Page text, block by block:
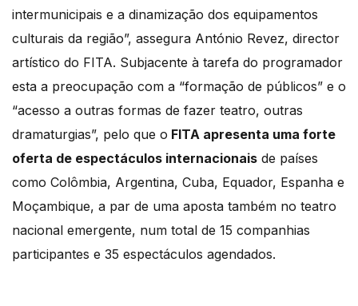
intermunicipais e a dinamização dos equipamentos
culturais da região”, assegura António Revez, director
artístico do FITA. Subjacente à tarefa do programador
esta a preocupação com a “formação de públicos” e o
“acesso a outras formas de fazer teatro, outras
dramaturgias”, pelo que o FITA apresenta uma forte
oferta de espectáculos internacionais de países
como Colômbia, Argentina, Cuba, Equador, Espanha e
Moçambique, a par de uma aposta também no teatro
nacional emergente, num total de 15 companhias
participantes e 35 espectáculos agendados.